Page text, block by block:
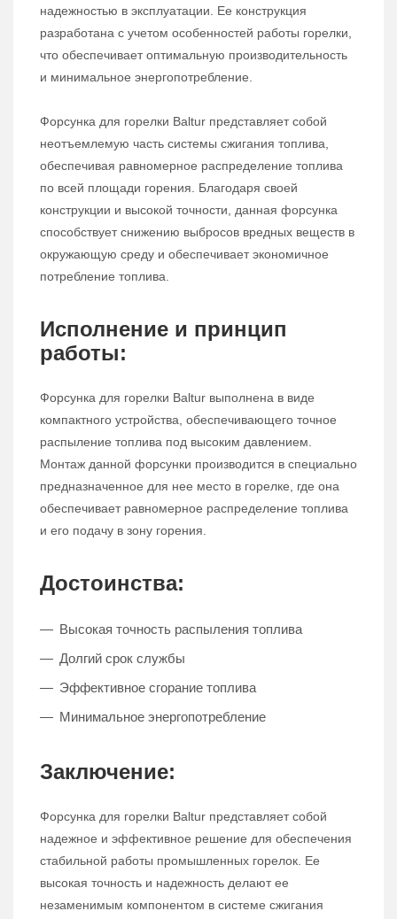
надежностью в эксплуатации. Ее конструкция
разработана с учетом особенностей работы горелки,
что обеспечивает оптимальную производительность
и минимальное энергопотребление.
Форсунка для горелки Baltur представляет собой
неотъемлемую часть системы сжигания топлива,
обеспечивая равномерное распределение топлива
по всей площади горения. Благодаря своей
конструкции и высокой точности, данная форсунка
способствует снижению выбросов вредных веществ в
окружающую среду и обеспечивает экономичное
потребление топлива.
Исполнение и принцип
работы:
Форсунка для горелки Baltur выполнена в виде
компактного устройства, обеспечивающего точное
распыление топлива под высоким давлением.
Монтаж данной форсунки производится в специально
предназначенное для нее место в горелке, где она
обеспечивает равномерное распределение топлива
и его подачу в зону горения.
Достоинства:
Высокая точность распыления топлива
Долгий срок службы
Эффективное сгорание топлива
Минимальное энергопотребление
Заключение:
Форсунка для горелки Baltur представляет собой
надежное и эффективное решение для обеспечения
стабильной работы промышленных горелок. Ее
высокая точность и надежность делают ее
незаменимым компонентом в системе сжигания